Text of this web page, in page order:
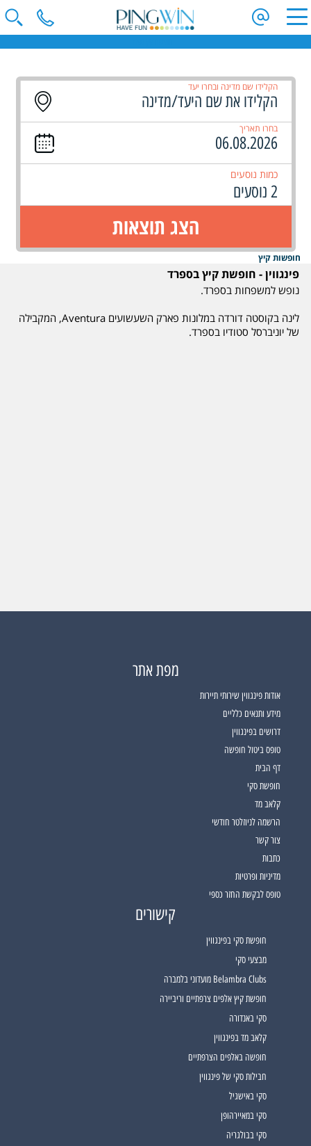
הקלידו שם מדינה ובחרו יעד
בחרו תאריך
כמות נוסעים
2 נוסעים
הצג תוצאות
חופשות קיץ
פינגווין - חופשת קיץ בספרד
נופש למשפחות בספרד.
לינה בקוסטה דורדה במלונות פארק השעשועים Aventura, המקבילה
של יוניברסל סטודיו בספרד.
מפת אתר
אודות פינגווין שירותי תיירות
מידע ותנאים כלליים
דרושים בפינגווין
טופס ביטול חופשה
דף הבית
חופשת סקי
קלאב מד
הרשמה לניוזלטר חודשי
צור קשר
כתבות
מדיניות ופרטיות
טופס לבקשת החזר כספי
קישורים
חופשת סקי בפינגווין
מבצעי סקי
Belambra Clubs מועדוני בלמברה
חופשת קיץ אלפים צרפתיים וריביירה
סקי באנדורה
קלאב מד בפינגווין
חופשה באלפים הצרפתיים
חבילות סקי של פינגווין
סקי באישגיל
סקי במאיירהופן
סקי בבולגריה